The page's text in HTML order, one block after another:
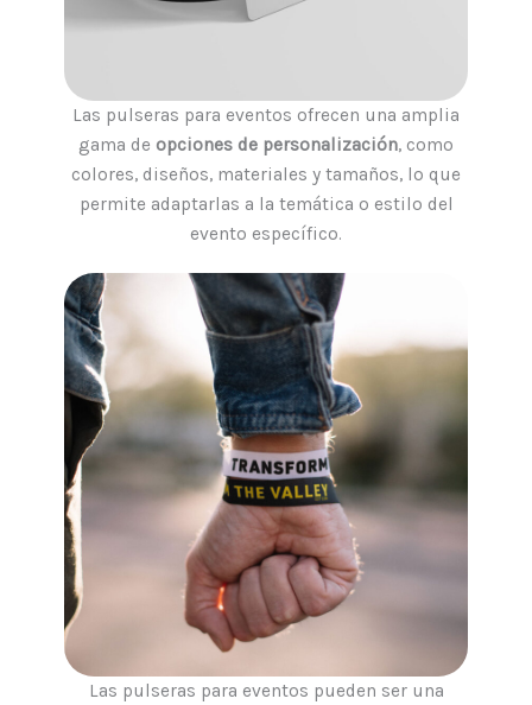
Las pulseras para eventos ofrecen una amplia
gama de opciones de personalización, como
colores, diseños, materiales y tamaños, lo que
permite adaptarlas a la temática o estilo del
evento específico.
Las pulseras para eventos pueden ser una